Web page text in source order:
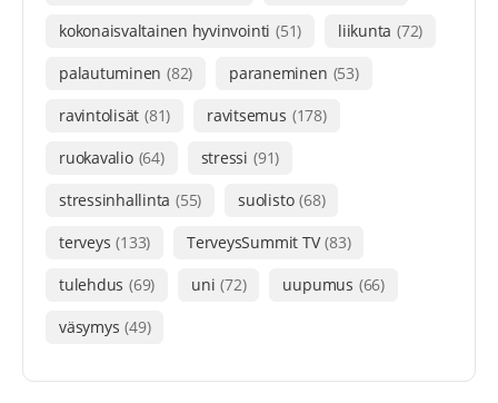
kokonaisvaltainen hyvinvointi (51) liikunta (72)
palautuminen (82) paraneminen (53)
ravintolisät (81) ravitsemus (178)
ruokavalio (64) stressi (91)
stressinhallinta (55) suolisto (68)
terveys (133) TerveysSummit TV (83)
tulehdus (69) uni (72) uupumus (66)
väsymys (49)